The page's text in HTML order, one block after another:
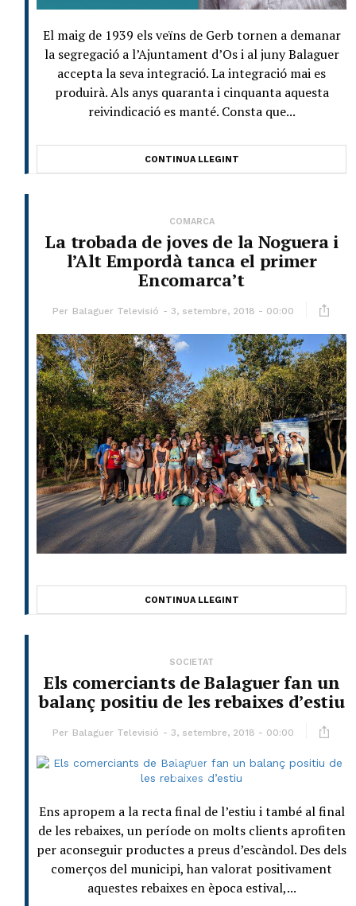
El maig de 1939 els veïns de Gerb tornen a demanar
la segregació a l’Ajuntament d’Os i al juny Balaguer
accepta la seva integració. La integració mai es
produirà. Als anys quaranta i cinquanta aquesta
reivindicació es manté. Consta que...
CONTINUA LLEGINT
COMARCA
La trobada de joves de la Noguera i
l’Alt Empordà tanca el primer
Encomarca’t
Per Balaguer Televisió 3, setembre, 2018 - 00:00
CONTINUA LLEGINT
SOCIETAT
Els comerciants de Balaguer fan un
balanç positiu de les rebaixes d’estiu
Per Balaguer Televisió 3, setembre, 2018 - 00:00
Ens apropem a la recta final de l’estiu i també al final
de les rebaixes, un període on molts clients aprofiten
per aconseguir productes a preus d’escàndol. Des dels
comerços del municipi, han valorat positivament
aquestes rebaixes en època estival,...